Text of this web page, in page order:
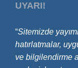
UYARI!
“Sitemizde
hatırlatmalar,
ve bilgilendirme